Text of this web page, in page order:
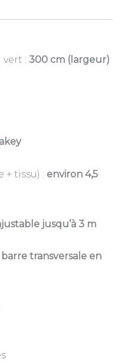
: 300 cm (largeur)
tissu) : environ 4,5
jusqu’à 3 m
barre transversale en